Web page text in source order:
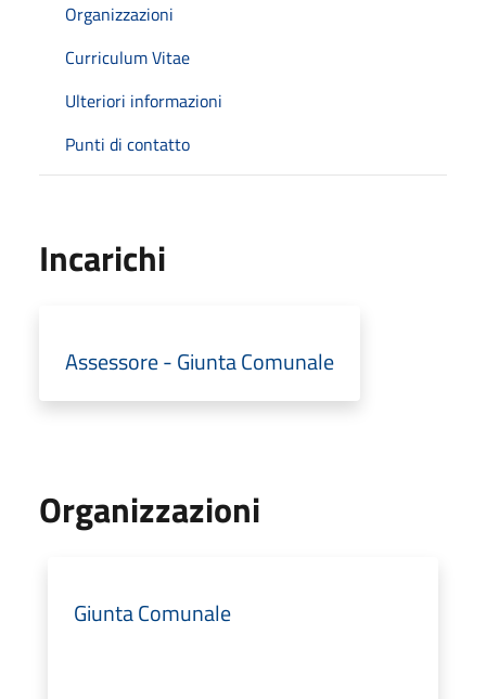
Organizzazioni
Curriculum Vitae
Ulteriori informazioni
Punti di contatto
Incarichi
Assessore - Giunta Comunale
Organizzazioni
Giunta Comunale